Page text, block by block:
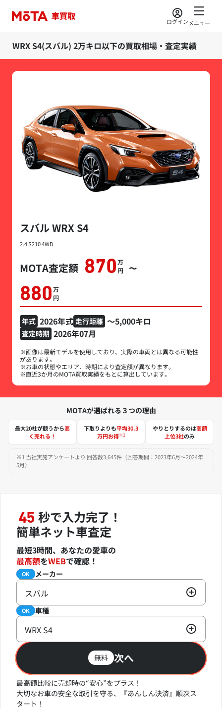
ログインメニュー
WRX S4(スバル) 2万キロ以下の買取相場・査定実績
スバル WRX S4
2.4 S210 4WD
MOTA査定額 870万円 〜
880万円
年式 2026年式 走行距離 ～5,000キロ
査定時期 2026年07月
※画像は最新モデルを使用しており、実際の車両とは異なる可能性
があります。
※お車の状態やエリア、時期により査定額が異なります。
※直近3か月のMOTA買取実績をもとに算出しています。
MOTAが選ばれる３つの理由
最大20社が競うから高
く売れる！
下取りよりも平均30.3
万円お得※1
やりとりするのは高額
上位3社のみ
※1 当社実施アンケートより 回答数3,645件（回答期間：2023年6月～2024年
5月）
45 秒で入力完了！
簡単ネット車査定
最短3時間、あなたの愛車の
最高額をWEBで確認！
必須 メーカー
OK
スバル
必須 車種
OK
WRX S4
無料 次へ
最高額比較に売却時の“安心”をプラス！
大切なお車の安全な取引を守る、『あんしん決済』順次ス
タート！